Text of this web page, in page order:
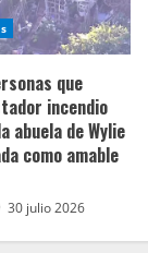
que
incendio
abuela de Wylie
como amable
30 julio 2026